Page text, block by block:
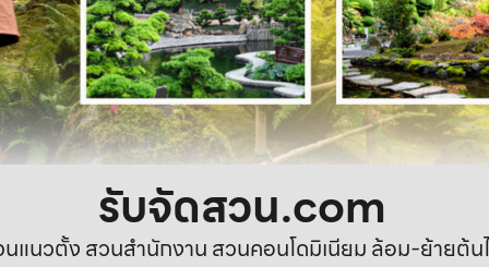
รับจัดสวน.com
แนวตั้ง สวนสำนักงาน สวนคอนโดมิเนียม ล้อม-ย้ายต้น